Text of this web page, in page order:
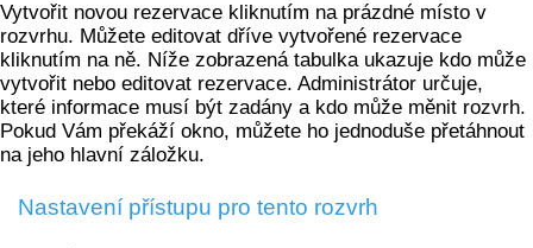
Vytvořit novou rezervace kliknutím na prázdné místo v
rozvrhu. Můžete editovat dříve vytvořené rezervace
kliknutím na ně. Níže zobrazená tabulka ukazuje kdo může
vytvořit nebo editovat rezervace. Administrátor určuje,
které informace musí být zadány a kdo může měnit rozvrh.
Pokud Vám překáží okno, můžete ho jednoduše přetáhnout
na jeho hlavní záložku.
Nastavení přístupu pro tento rozvrh